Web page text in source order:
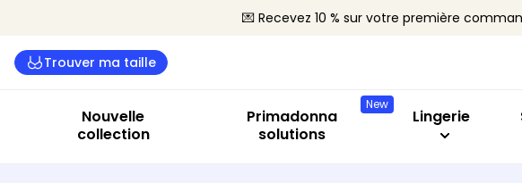
💌 Recevez 10 % sur votre première
Trouver ma taille
Nouvelle
collection
New
Primadonna
solutions
Lingerie
Culottes
Bodys